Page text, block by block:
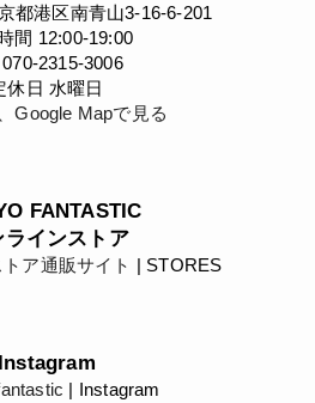
都港区南青山3-16-6-201
間 12:00-19:00
070-2315-3006
休日 水曜日
Google Mapで見る
FANTASTIC
ラインストア
ア通販サイト | STORES
Instagram
| Instagram